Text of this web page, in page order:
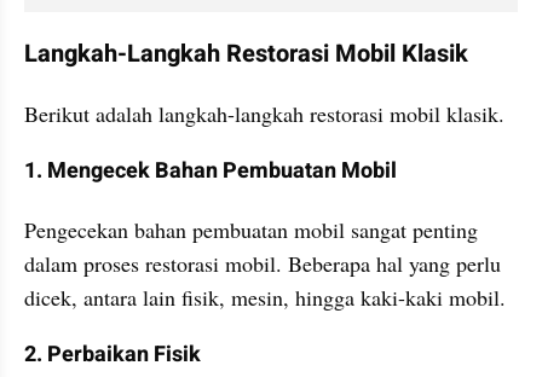
Langkah-Langkah Restorasi Mobil Klasik
Berikut adalah langkah-langkah restorasi mobil klasik.
1. Mengecek Bahan Pembuatan Mobil
Pengecekan bahan pembuatan mobil sangat penting
dalam proses restorasi mobil. Beberapa hal yang perlu
dicek, antara lain fisik, mesin, hingga kaki-kaki mobil.
2. Perbaikan Fisik